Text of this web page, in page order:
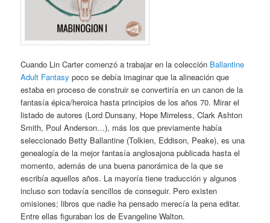
Cuando Lin Carter comenzó a trabajar en la colección Ballantine
Adult Fantasy poco se debía imaginar que la alineación que
estaba en proceso de construir se convertiría en un canon de la
fantasía épica/heroica hasta principios de los años 70. Mirar el
listado de autores (Lord Dunsany, Hope Mirreless, Clark Ashton
Smith, Poul Anderson…), más los que previamente había
seleccionado Betty Ballantine (Tolkien, Eddison, Peake), es una
genealogía de la mejor fantasía anglosajona publicada hasta el
momento, además de una buena panorámica de la que se
escribía aquellos años. La mayoría tiene traducción y algunos
incluso son todavía sencillos de conseguir. Pero existen
omisiones; libros que nadie ha pensado merecía la pena editar.
Entre ellas figuraban los de Evangeline Walton.